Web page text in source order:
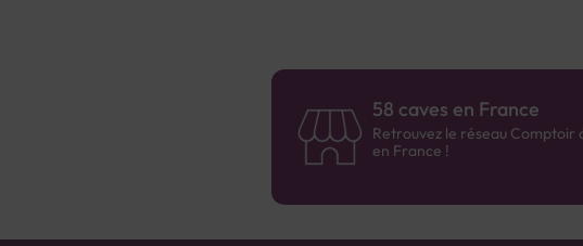
58 caves en France
Retrouvez le réseau Comptoir
en France !